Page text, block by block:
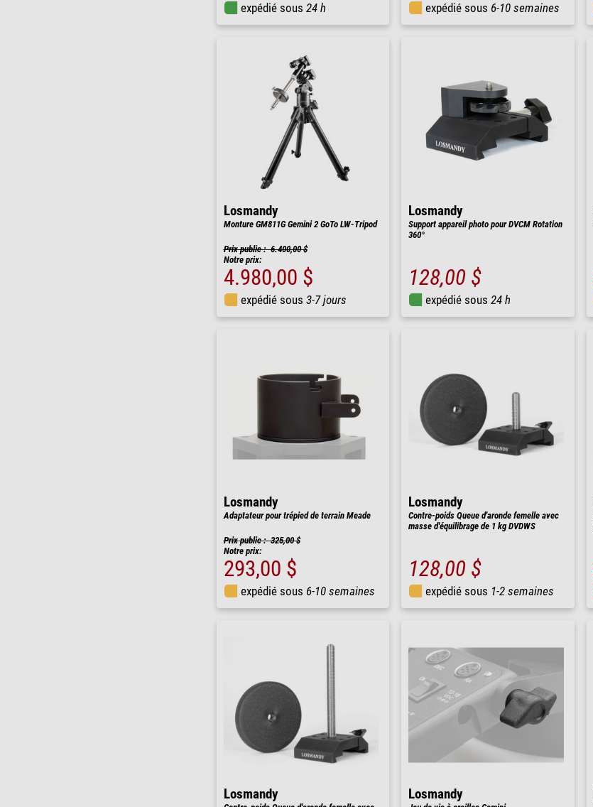
expédié sous 24 h expédié sous 6-10 semaines
Losmandy
Monture GM811G Gemini 2 GoTo LW-Tripod
Prix public : 6.400,00 $
Notre prix:
4.980,00 $
expédié sous 3-7 jours
Losmandy
Support appareil photo pour DVCM Rotation
360°
128,00 $
expédié sous 24 h
Losmandy
Adaptateur pour trépied de terrain Meade
Prix public : 325,00 $
Notre prix:
293,00 $
expédié sous 6-10 semaines
Losmandy
Contre-poids Queue d'aronde femelle avec
masse d'équilibrage de 1 kg DVDWS
128,00 $
expédié sous 1-2 semaines
Losmandy Losmandy